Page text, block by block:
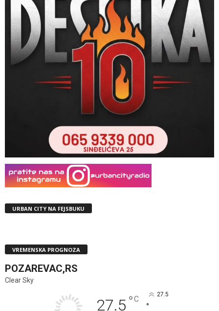
URBAN CITY NA FEJSBUKU
VREMENSKA PROGNOZA
POZAREVAC,RS
Clear Sky
27.5 °C 27.5
°